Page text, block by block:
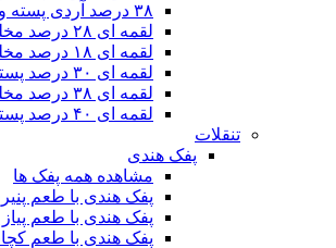
۳۸ درصد آردی پسته و بادام
لقمه ای ۲۸ درصد مخلوط پسته و بادام
لقمه ای ۱۸ درصد مخلوط پسته و بادام
لقمه ای ۳۰ درصد پسته
لقمه ای ۳۸ درصد مخلوط پسته و بادام
لقمه ای ۴۰ درصد پسته
تنقلات
پفک هندی
مشاهده همه پفک ها
پفک هندی با طعم
پفک هندی با طعم
پفک هندی با طعم